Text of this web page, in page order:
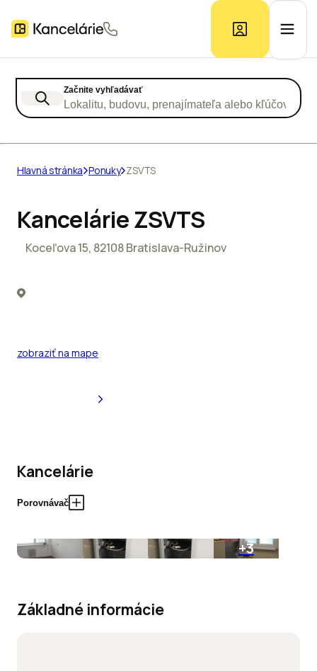
Prieskum trhu
Začnite vyhľadávať
Lokalitu, budovu, prenajímateľa alebo kľúčové
Hlavná stránka Ponuky ZSVTS
Kancelárie ZSVTS
Koceľova 15, 82108 Bratislava-Ružinov
zobraziť na mape
Kancelárie
Porovnávač
+3
Základné informácie